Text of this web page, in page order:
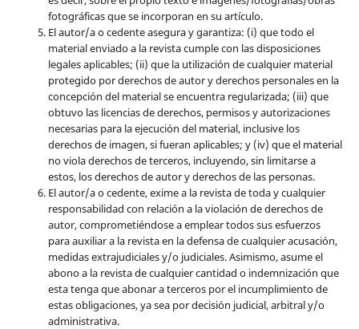
fotográficas que se incorporan en su artículo.
El autor/a o cedente asegura y garantiza: (i) que todo el
material enviado a la revista cumple con las disposiciones
legales aplicables; (ii) que la utilización de cualquier material
protegido por derechos de autor y derechos personales en la
concepción del material se encuentra regularizada; (iii) que
obtuvo las licencias de derechos, permisos y autorizaciones
necesarias para la ejecución del material, inclusive los
derechos de imagen, si fueran aplicables; y (iv) que el material
no viola derechos de terceros, incluyendo, sin limitarse a
estos, los derechos de autor y derechos de las personas.
El autor/a o cedente, exime a la revista de toda y cualquier
responsabilidad con relación a la violación de derechos de
autor, comprometiéndose a emplear todos sus esfuerzos
para auxiliar a la revista en la defensa de cualquier acusación,
medidas extrajudiciales y/o judiciales. Asimismo, asume el
abono a la revista de cualquier cantidad o indemnización que
esta tenga que abonar a terceros por el incumplimiento de
estas obligaciones, ya sea por decisión judicial, arbitral y/o
administrativa.